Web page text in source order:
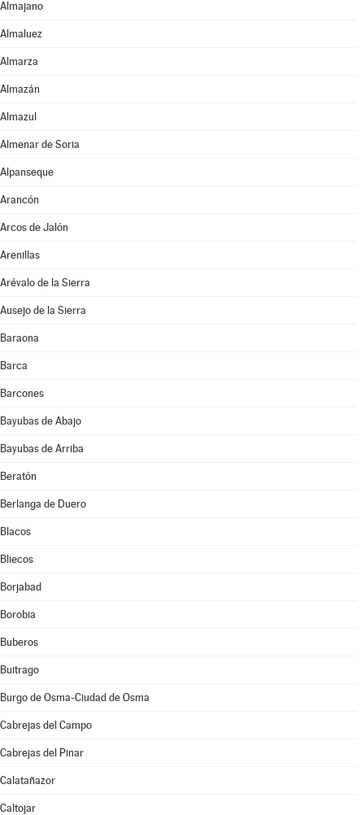
Almajano
Almaluez
Almarza
Almazán
Almazul
Almenar de Soria
Alpanseque
Arancón
Arcos de Jalón
Arenillas
Arévalo de la Sierra
Ausejo de la Sierra
Baraona
Barca
Barcones
Bayubas de Abajo
Bayubas de Arriba
Beratón
Berlanga de Duero
Blacos
Bliecos
Borjabad
Borobia
Buberos
Buitrago
Burgo de Osma-Ciudad de Osma
Cabrejas del Campo
Cabrejas del Pinar
Calatañazor
Caltojar